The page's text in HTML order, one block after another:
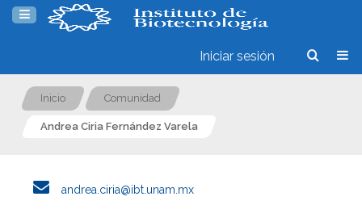
Iniciar sesión
Inicio Comunidad
Andrea Ciria Fernández Varela
andrea.ciria@ibt.unam.mx